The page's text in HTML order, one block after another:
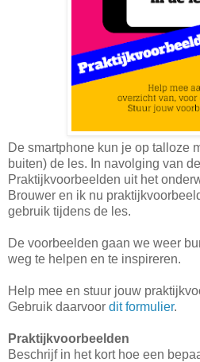
De smartphone kun je op talloze
buiten) de les. In navolging van
Praktijkvoorbeelden uit het
Brouwer en ik nu
gebruik tijdens de les.
De voorbeelden gaan we weer
weg te helpen en te inspireren.
Help mee en stuur jouw
Gebruik daarvoor dit formulier.
Praktijkvoorbeelden
Beschrijf in het kort hoe een